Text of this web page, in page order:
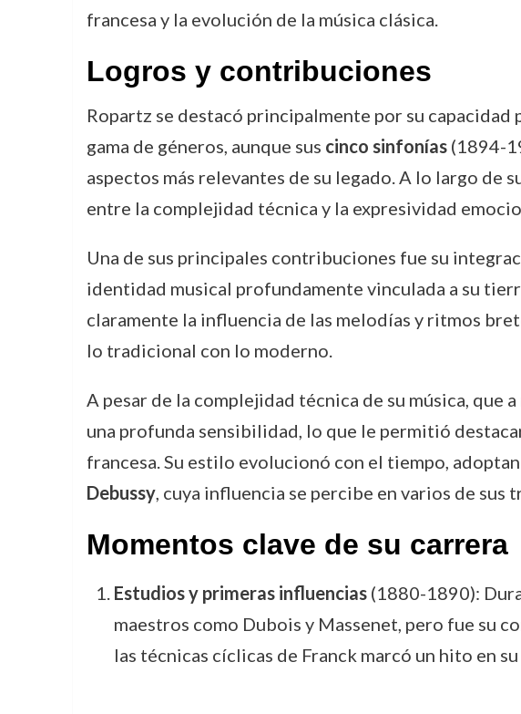
francesa y la evolución de la música clásica.
Logros y contribuciones
Ropartz se destacó principalmente por su capacidad
gama de géneros, aunque sus cinco sinfonías(1894-
aspectos más relevantes de su legado. A lo largo
entre la complejidad técnica y la expresividad
Una de sus principales contribuciones fue su
identidad musical profundamente vinculada a su
claramente la influencia de las melodías y ritmos
lo tradicional con lo moderno.
A pesar de la complejidad técnica de su música, que
una profunda sensibilidad, lo que le permitió
francesa. Su estilo evolucionó con el tiempo,
Debussy, cuya influencia se percibe en varios de sus
Momentos clave de su carrera
Estudios y primeras influencias(1880-1890):
maestros como Dubois y Massenet, pero fue su
las técnicas cíclicas de Franck marcó un hito en